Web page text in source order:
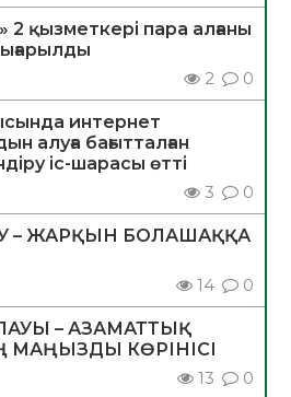
2 қызметкері пара алғаны
2 0
интернет
алуға бағытталған
іс-шарасы өтті
3 0
– ЖАРҚЫН БОЛАШАҚҚА
14 0
– АЗАМАТТЫҚ
МАҢЫЗДЫ КӨРІНІСІ
13 0